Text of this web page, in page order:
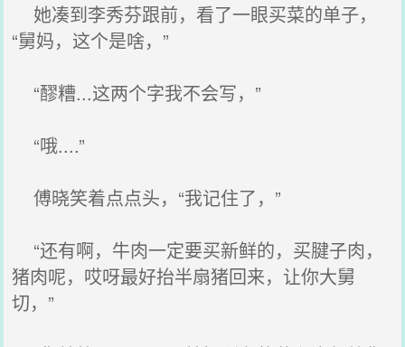
她凑到李秀芬跟前，看了一眼买菜的单子，
“舅妈，这个是啥，”
“醪糟...这两个字我不会写，”
“哦....”
傅晓笑着点点头，“我记住了，”
“还有啊，牛肉一定要买新鲜的，买腱子肉，
猪肉呢，哎呀最好抬半扇猪回来，让你大舅
切，”